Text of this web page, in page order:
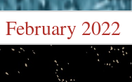
February 2022